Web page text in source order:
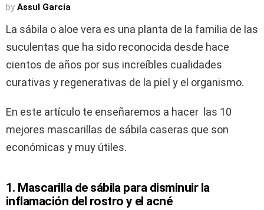
by Assul García
La sábila o aloe vera es una planta de la familia de las
suculentas que ha sido reconocida desde hace
cientos de años por sus increíbles cualidades
curativas y regenerativas de la piel y el organismo.
En este artículo te enseñaremos a hacer las 10
mejores mascarillas de sábila caseras que son
económicas y muy útiles.
1. Mascarilla de sábila para disminuir la
inflamación del rostro y el acné